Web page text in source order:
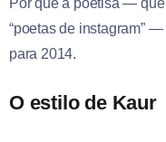
Por que a poetisa —
“poetas de instagram”
para 2014.
O estilo de Kaur